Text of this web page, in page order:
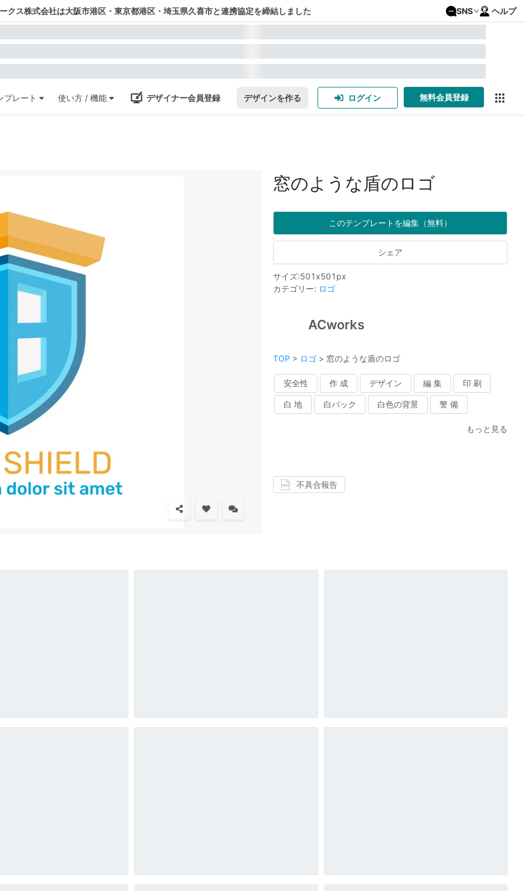
クス株式会社は大阪市港区・東京都港区・埼玉県久喜市と連携協定を締結しました SNS ヘルプ
プレート 使い方 / 機能 デザイナー会員登録 デザインを作る ログイン 無料会員登録
窓のような盾のロゴ
このテンプレートを編集（無料）
シェア
サイズ:501 x501 px
カテゴリー: ロゴ
ACworks
TOP > ロゴ > 窓のような盾のロゴ
安全性 作 成 デザイン 編 集 印 刷
白 地 白バック 白色の背景 警 備
もっと見る
不具合報告